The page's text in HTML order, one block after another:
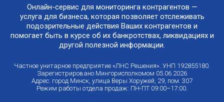
Онлайн-сервис для мониторинга контрагентов —
услуга для бизнеса, которая позволяет отслеживать
подозрительные действия Ваших контрагентов и
помогает быть в курсе об их банкротствах, ликвидациях и
другой полезной информации.
Частное унитарное предприятие «ЛНС Решения». УНП 192855180.
Зарегистрировано Мингорисполкомом 05.06.2026
Адрес: город Минск, улица Веры Хоружей, 29, пом. 307
Режим работы отдела продаж: ПН-ПТ 09:00–17:00.